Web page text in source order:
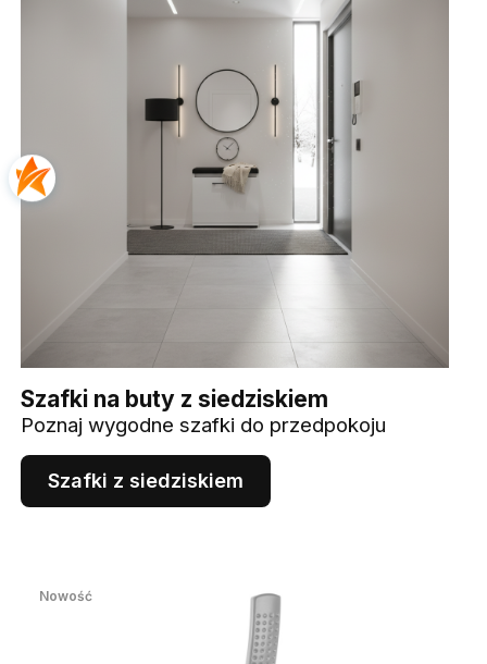
Szafki na buty z siedziskiem
Poznaj wygodne szafki do przedpokoju
Szafki z siedziskiem
Nowość